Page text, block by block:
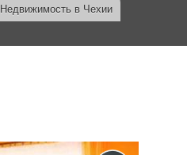
Недвижимость в Чехии